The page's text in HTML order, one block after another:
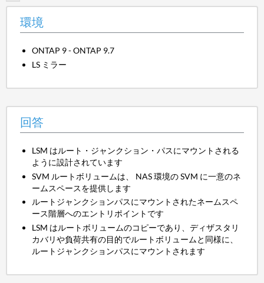
環境
ONTAP 9 - ONTAP 9.7
LS ミラー
回答
LSM はルート・ジャンクション・パスにマウントされる
ように設計されています
SVM ルートボリュームは、 NAS 環境の SVM に一意のネ
ームスペースを提供します
ルートジャンクションパスにマウントされたネームスペ
ース階層へのエントリポイントです
LSM はルートボリュームのコピーであり、ディザスタリ
カバリや負荷共有の目的でルートボリュームと同様に、
ルートジャンクションパスにマウントされます